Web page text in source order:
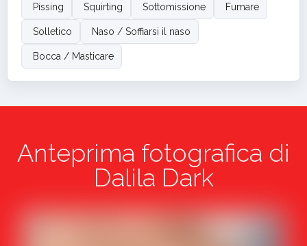
Pissing Squirting Sottomissione Fumare
Solletico Naso / Soffiarsi il naso
Bocca / Masticare
Anteprima fotografica di
Dalila Dark